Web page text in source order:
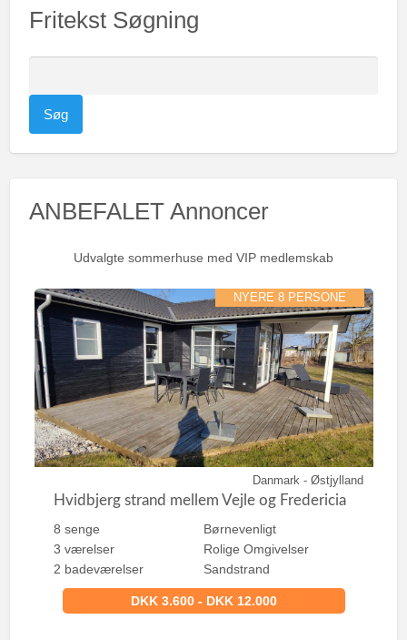
Fritekst Søgning
e
e
ANBEFALET Annoncer
Udvalgte sommerhuse med VIP medlemskab
NYERE 8 PERSONE
Danmark - Østjylland
Hvidbjerg strand mellem Vejle og Fredericia
8 senge
3 værelser
2 badeværelser
Børnevenligt
Rolige Omgivelser
Sandstrand
DKK 3.600 - DKK 12.000